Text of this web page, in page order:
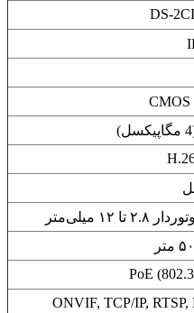
DS-
۱۲ میلی‌متر
PoE
ONVIF, TCP/IP, RTSP,